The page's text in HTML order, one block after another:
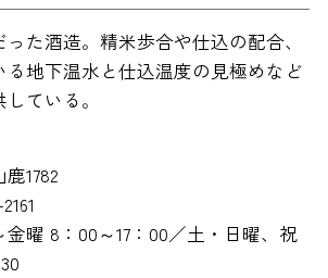
た酒造。精米歩合や仕込の配合、
地下温水と仕込温度の見極めなど
ている。
1782
金曜 8：00～17：00／土・日曜、祝